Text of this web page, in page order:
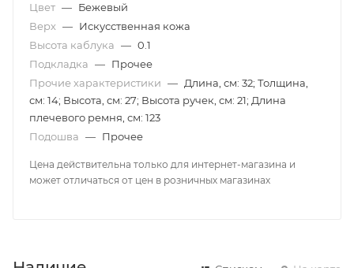
Цвет — Бежевый
Верх — Искусственная кожа
Высота каблука — 0.1
Подкладка — Прочее
Прочие характеристики — Длина, см: 32; Толщина,
см: 14; Высота, см: 27; Высота ручек, см: 21; Длина
плечевого ремня, см: 123
Подошва — Прочее
Цена действительна только для интернет-магазина и
может отличаться от цен в розничных магазинах